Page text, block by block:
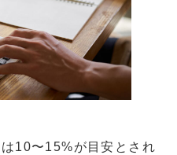
10〜15%が目安とされ